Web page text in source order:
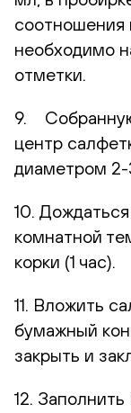
соотношения
необходимо
отметки.
9.
центр
диаметром 2-
10.
комнатной
корки (1 час).
11. Вложить
бумажный
закрыть и
12.